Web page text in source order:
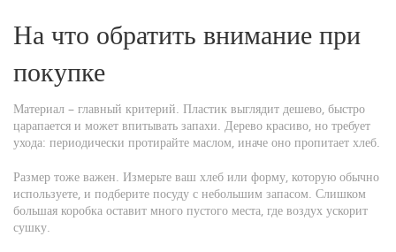
На что обратить внимание при
покупке
Материал – главный критерий. Пластик выглядит дешево, быстро
царапается и может впитывать запахи. Дерево красиво, но требует
ухода: периодически протирайте маслом, иначе оно пропитает хлеб.
Размер тоже важен. Измерьте ваш хлеб или форму, которую обычно
используете, и подберите посуду с небольшим запасом. Слишком
большая коробка оставит много пустого места, где воздух ускорит
сушку.